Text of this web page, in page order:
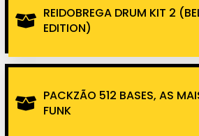
REIDOBREGA DRUM KIT 2
EDITION)
PACKZÃO 512 BASES, AS
FUNK